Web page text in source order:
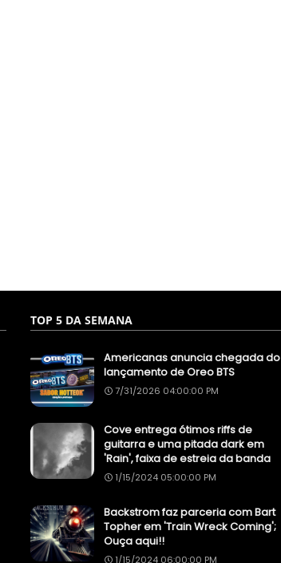
TOP 5 DA SEMANA
Americanas anuncia chegada do
lançamento de Oreo BTS
7/31/2026 04:00:00 PM
Cove entrega ótimos riffs de
guitarra e uma pitada dark em
'Rain', faixa de estreia da banda
1/15/2024 05:00:00 PM
Backstrom faz parceria com Bart
Topher em 'Train Wreck Coming';
Ouça aqui!!
1/15/2024 06:00:00 PM